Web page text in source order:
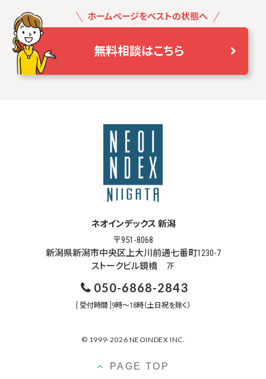
ホームページをベストの状態へ
無料相談はこちら
ネオインデックス 新潟
〒951-8068
新潟県新潟市中央区上大川前通七番町1230-7
ストークビル鏡橋 7F
050-6868-2843
[ 受付時間 ]9時～18時（土日祝を除く）
© 1999-2026 NEOINDEX INC.
PAGE TOP